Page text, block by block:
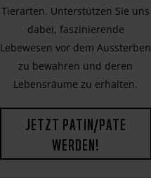
Tierarten. Unterstützen Sie uns
dabei, faszinierende
Lebewesen vor dem Aussterben
zu bewahren und deren
Lebensräume zu erhalten.
JETZT PATIN/PATE
WERDEN!